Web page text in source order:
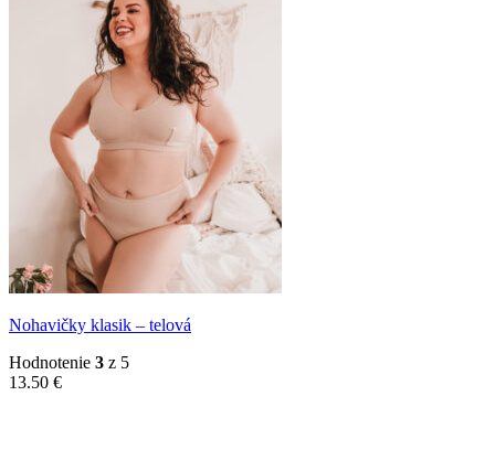
Nohavičky klasik – telová
Hodnotenie 3 z 5
13.50 €